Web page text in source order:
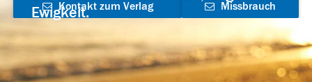
Ewigkeit.
Kontakt zum Verlag
aufnehmen
Missbrauch